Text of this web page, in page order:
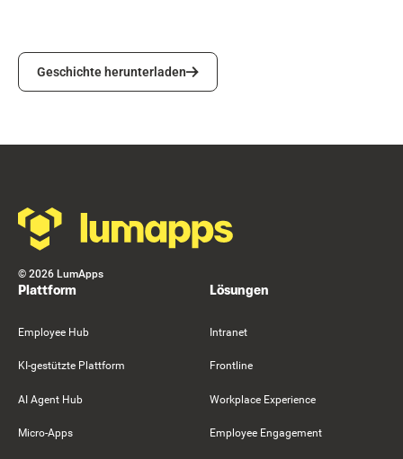
Geschichte herunterladen
Geschichte herunterladen
© 2026 LumApps
Plattform
Employee Hub
KI-gestützte Plattform
AI Agent Hub
Micro-Apps
Lösungen
Intranet
Frontline
Workplace Experience
Employee Engagement